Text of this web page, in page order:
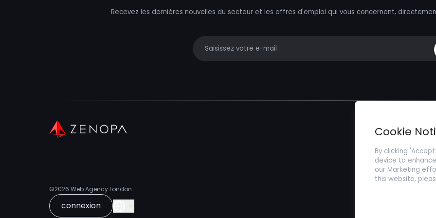
Recevez les dernières nouvelles du secteur et les offres d'emploi qui vous concernent,
©2026 Web Agency London
connexion
Trouver un
Soumettez
Cookie
By clicking
device to
our Marketing
this website,